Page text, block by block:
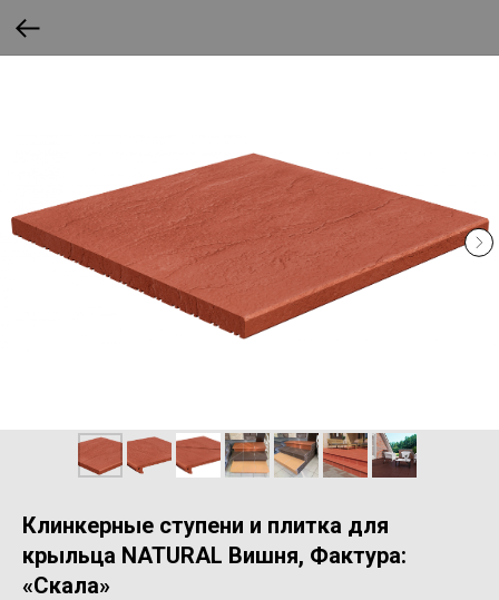
Клинкерные ступени и плитка для
крыльца NATURAL Вишня, Фактура:
«Скала»